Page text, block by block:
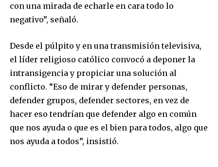
Join our community of
SUBSCRIBERS and be part of the
To subscribe, simply enter your email address on our website
or click the subscribe button below. Don't worry, we respect
your privacy and won't spam your inbox. Your information is
safe with us.
SUBSCRIBE
con una mirada de echarle en cara todo lo
negativo”, señaló.
Desde el púlpito y en una transmisión televisiva,
el líder religioso católico convocó a deponer la
intransigencia y propiciar una solución al
conflicto. “Eso de mirar y defender personas,
defender grupos, defender sectores, en vez de
hacer eso tendrían que defender algo en común
que nos ayuda o que es el bien para todos, algo que
nos ayuda a todos”, insistió.